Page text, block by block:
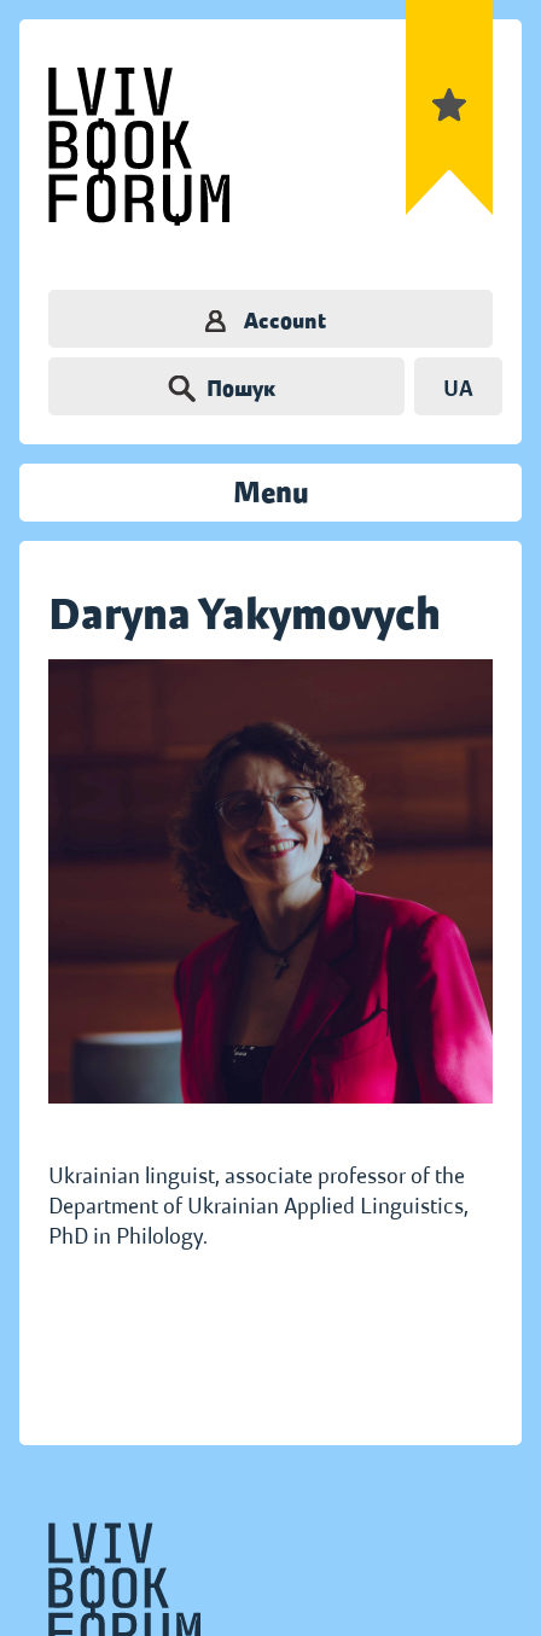
Account
Пошук UA
Menu
Daryna Yakymovych
Ukrainian linguist, associate professor of the
Department of Ukrainian Applied Linguistics,
PhD in Philology.